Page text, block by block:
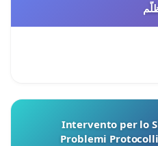
Intervento per lo
Problemi